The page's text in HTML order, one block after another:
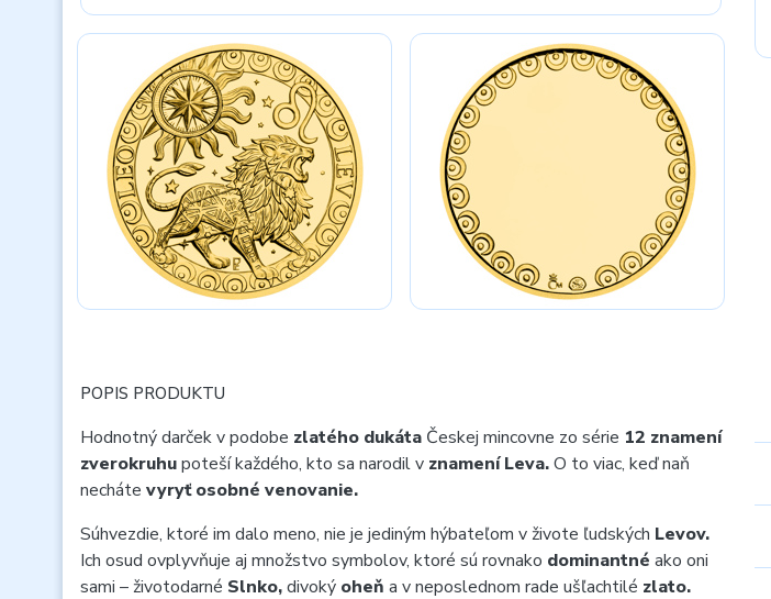
POPIS PRODUKTU
Hodnotný darček v podobe zlatého dukáta Českej mincovne zo série 12 znamení
zverokruhupoteší každého, kto sa narodil v znamení Leva.O to viac, keď naň
necháte vyryť osobné venovanie.
Súhvezdie, ktoré im dalo meno, nie je jediným hýbateľom v živote ľudských Levov.
Ich osud ovplyvňuje aj množstvo symbolov, ktoré sú rovnako dominantné ako oni
sami – životodarné Slnko,divoký oheň a v neposlednom rade ušľachtilé zlato.